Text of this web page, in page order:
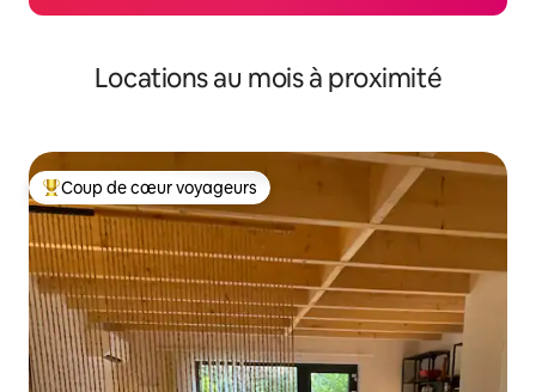
Locations au mois à proximité
Coup de cœur voyageurs parmi les plus aimés
Coup de cœur voyageurs